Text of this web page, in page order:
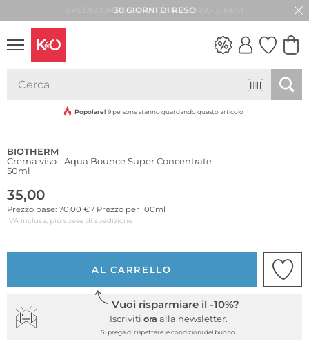
30 GIORNI DI RESO
VIBES
Popolare! 9 persone stanno guardando questo articolo
BIOTHERM
Crema viso - Aqua Bounce Super Concentrate
50ml
35,00
Prezzo base: 70,00 € / Prezzo per 100ml
IVA inclusa, più spese di spedizione
AL CARRELLO
Vuoi risparmiare il -10%?
Iscriviti ora alla newsletter.
Si prega di rispettare le condizioni del buono.